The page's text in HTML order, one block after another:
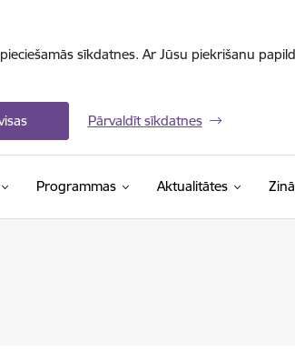
sīkdatnes. Ar Jūsu piekrišanu
Pārvaldīt sīkdatnes
Programmas Aktualitātes